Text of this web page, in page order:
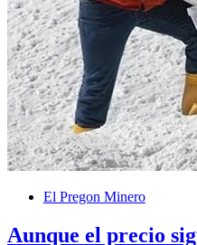
El Pregon Minero
Aunque el precio